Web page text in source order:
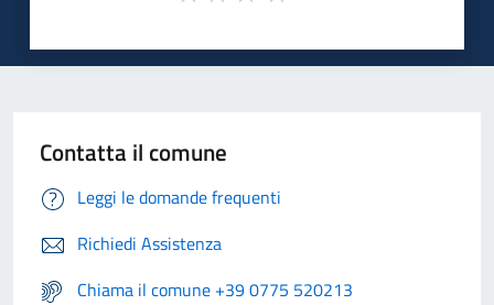
Contatta il comune
Leggi le domande frequenti
Richiedi Assistenza
Chiama il comune +39 0775 520213